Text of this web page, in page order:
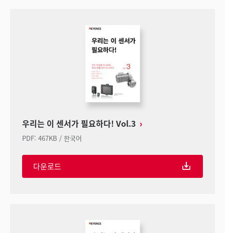
우리는 이 센서가 필요하다! Vol.3
PDF: 467KB / 한국어
다운로드